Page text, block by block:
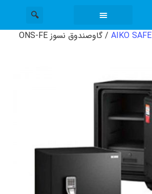
AIKO SAFE
/ گاوصندوق نسوز ONS-FE